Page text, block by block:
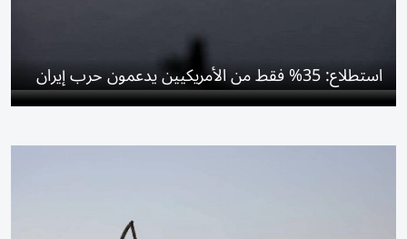
استطلاع: 35% فقط من الأمريكيين يدعمون حرب إيران